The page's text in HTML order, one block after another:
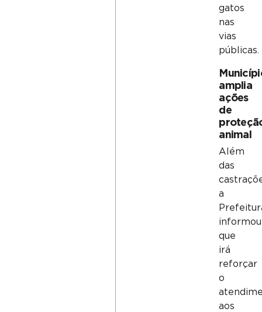
gatos
nas
vias
públicas.
amplia
ações
de
animal
Além
das
a
informou
que
irá
reforçar
o
aos